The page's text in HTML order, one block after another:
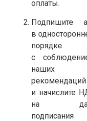
оплаты.
Подпишите
в
порядке
с
наших
рекомендаций
и начислите
на
подписания